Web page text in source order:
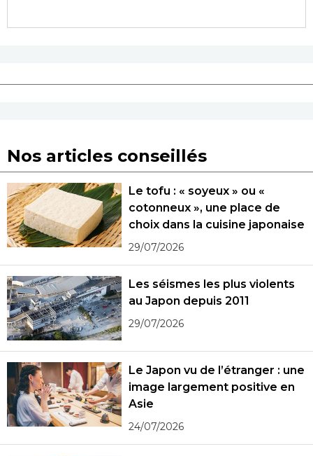
Nos articles conseillés
Le tofu : « soyeux » ou «
cotonneux », une place de
choix dans la cuisine japonaise
29/07/2026
Les séismes les plus violents
au Japon depuis 2011
29/07/2026
Le Japon vu de l’étranger : une
image largement positive en
Asie
24/07/2026